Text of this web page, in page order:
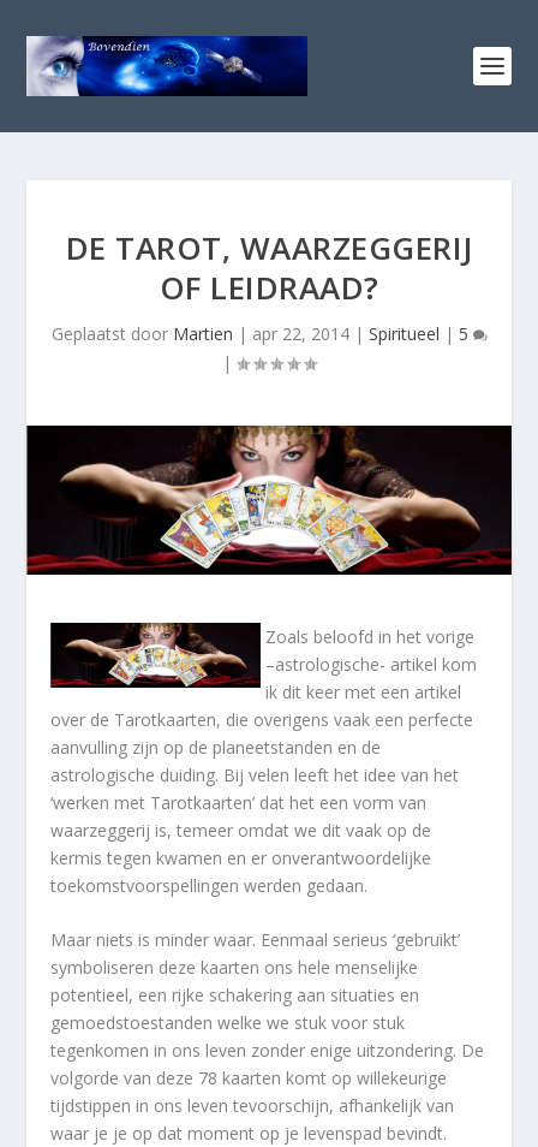
DE TAROT, WAARZEGGERIJ
OF LEIDRAAD?
Geplaatst door Martien | apr 22, 2014| Spiritueel | 5
|
Zoals beloofd in het vorige
–astrologische- artikel kom
ik dit keer met een artikel
over de Tarotkaarten, die overigens vaak een perfecte
aanvulling zijn op de planeetstanden en de
astrologische duiding. Bij velen leeft het idee van het
‘werken met Tarotkaarten’ dat het een vorm van
waarzeggerij is, temeer omdat we dit vaak op de
kermis tegen kwamen en er onverantwoordelijke
toekomstvoorspellingen werden gedaan.
Maar niets is minder waar. Eenmaal serieus ‘gebruikt’
symboliseren deze kaarten ons hele menselijke
potentieel, een rijke schakering aan situaties en
gemoedstoestanden welke we stuk voor stuk
tegenkomen in ons leven zonder enige uitzondering. De
volgorde van deze 78 kaarten komt op willekeurige
tijdstippen in ons leven tevoorschijn, afhankelijk van
waar je je op dat moment op je levenspad bevindt.